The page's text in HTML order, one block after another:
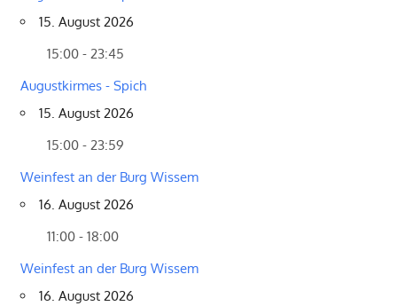
15. August 2026
15:00 - 23:45
Augustkirmes - Spich
15. August 2026
15:00 - 23:59
Weinfest an der Burg Wissem
16. August 2026
11:00 - 18:00
Weinfest an der Burg Wissem
16. August 2026